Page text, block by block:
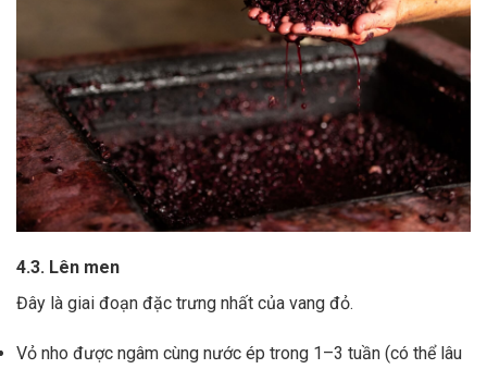
4.3. Lên men
Đây là giai đoạn đặc trưng nhất của vang đỏ.
Vỏ nho được ngâm cùng nước ép trong 1–3 tuần (có thể lâu